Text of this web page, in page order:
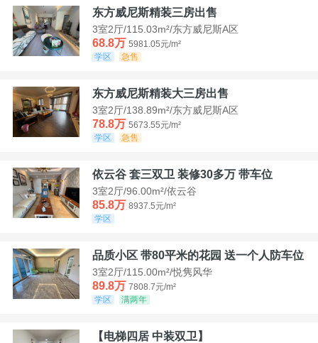
东方威尼斯精装三房出售
3室2厅/115.03m²/东方威尼斯A区
68.8万 5981.05元/m²
学区
急售
东方威尼斯精装大三房出售
3室2厅/138.89m²/东方威尼斯A区
78.8万 5673.55元/m²
学区
急售
依云谷 套三双卫 装修30多万 带车位
3室2厅/96.00m²/依云谷
85.8万 8937.5元/m²
学区
品质小区 带80平米的花园 送一个人防车位
3室2厅/115.00m²/悦隽风华
89.8万 7808.7元/m²
学区
满两年
【电梯四居 中装双卫】